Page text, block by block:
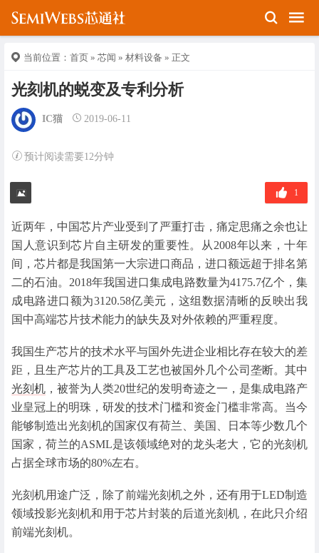
当前位置： 首页 » 芯闻 » 材料设备 » 正文
光刻机的蜕变及专利分析
IC猫 2019-06-11
预计阅读需要12分钟
1
近两年，中国芯片产业受到了严重打击，痛定思痛之余也让
国人意识到芯片自主研发的重要性。从2008年以来，十年
间，芯片都是我国第一大宗进口商品，进口额远超于排名第
二的石油。2018年我国进口集成电路数量为4175.7亿个，集
成电路进口额为3120.58亿美元，这组数据清晰的反映出我
国中高端芯片技术能力的缺失及对外依赖的严重程度。
我国生产芯片的技术水平与国外先进企业相比存在较大的差
距，且生产芯片的工具及工艺也被国外几个公司垄断。其中
光刻机 ，被誉为人类20世纪的发明奇迹之一，是集成电路产
业皇冠上的明珠，研发的技术门槛和资金门槛非常高。当今
能够制造出光刻机的国家仅有荷兰、美国、日本等少数几个
国家，荷兰的ASML是该领域绝对的龙头老大，它的光刻机
占据全球市场的80%左右。
光刻机用途广泛，除了前端光刻机之外，还有用于LED制造
领域投影光刻机和用于芯片封装的后道光刻机，在此只介绍
前端光刻机。